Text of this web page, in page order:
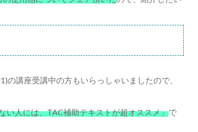
の講座受講中の方もいらっしゃいましたので、
い人には、TAC補助テキストが超オススメ」で